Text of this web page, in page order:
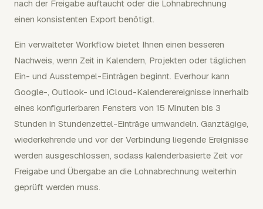
nach der Freigabe auftaucht oder die Lohnabrechnung
einen konsistenten Export benötigt.
Ein verwalteter Workflow bietet Ihnen einen besseren
Nachweis, wenn Zeit in Kalendern, Projekten oder täglichen
Ein- und Ausstempel-Einträgen beginnt. Everhour kann
Google-, Outlook- und iCloud-Kalenderereignisse innerhalb
eines konfigurierbaren Fensters von 15 Minuten bis 3
Stunden in Stundenzettel-Einträge umwandeln. Ganztägige,
wiederkehrende und vor der Verbindung liegende Ereignisse
werden ausgeschlossen, sodass kalenderbasierte Zeit vor
Freigabe und Übergabe an die Lohnabrechnung weiterhin
geprüft werden muss.